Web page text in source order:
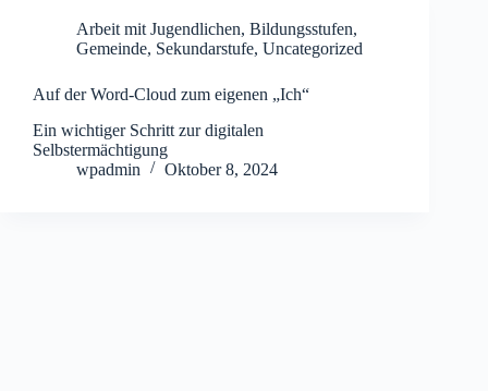
Arbeit mit Jugendlichen, Bildungsstufen,
Gemeinde, Sekundarstufe, Uncategorized
Auf der Word-Cloud zum eigenen „Ich“
Ein wichtiger Schritt zur digitalen
Selbstermächtigung
wpadmin
Oktober 8, 2024